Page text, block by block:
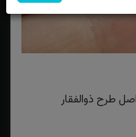
طرح ذوالفقار